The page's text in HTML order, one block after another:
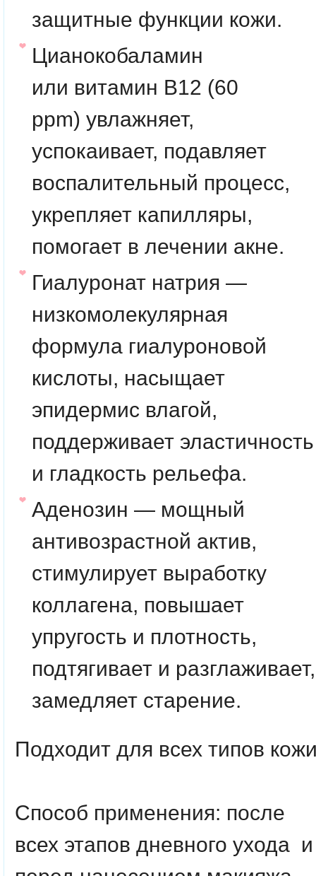
защитные функции кожи.
Цианокобаламин
или витамин B12 (60
ppm) увлажняет,
успокаивает, подавляет
воспалительный процесс,
укрепляет капилляры,
помогает в лечении акне.
Гиалуронат натрия —
низкомолекулярная
формула гиалуроновой
кислоты, насыщает
эпидермис влагой,
поддерживает эластичность
и гладкость рельефа.
Аденозин — мощный
антивозрастной актив,
стимулирует выработку
коллагена, повышает
упругость и плотность,
подтягивает и разглаживает,
замедляет старение.
Подходит для всех типов
Способ применения: после
всех этапов дневного ухода и